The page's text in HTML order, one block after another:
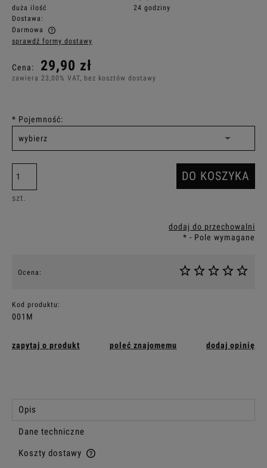
duża ilość
24 godziny
Dostawa:
Darmowa
Cena nie zawiera ewentualnych kosztów płatności
sprawdź formy dostawy
Cena: 29,90 zł
zawiera 23,00% VAT, bez kosztów dostawy
* Pojemność:
szt.
DO KOSZYKA
dodaj do przechowalni
* - Pole wymagane
Ocena:
Kod produktu:
001M
zapytaj o produkt poleć znajomemu dodaj opinię
Opis
Dane techniczne
Koszty dostawy
Cena nie zawiera ewentualnych kosztów płatności